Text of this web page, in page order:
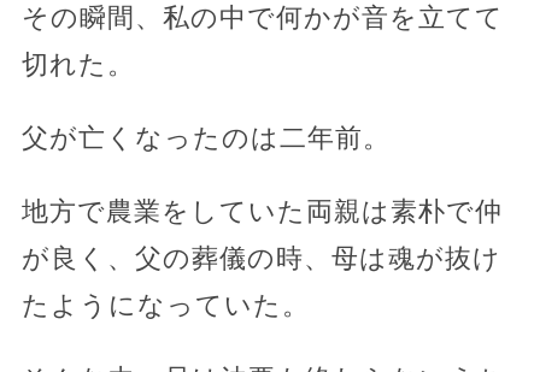
その瞬間、私の中で何かが音を立てて
切れた。
父が亡くなったのは二年前。
地方で農業をしていた両親は素朴で仲
が良く、父の葬儀の時、母は魂が抜け
たようになっていた。